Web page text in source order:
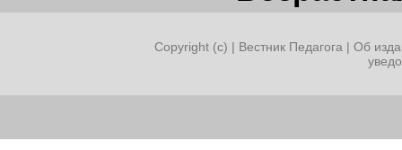
Copyright (c) | Вестник Педагога | Об